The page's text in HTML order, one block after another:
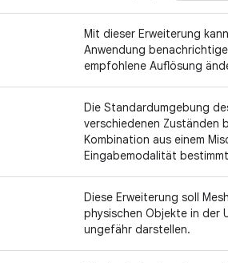
Mit dieser Erweiterung
Anwendung
empfohlene Auflösung
Die Standardumgebung
verschiedenen Zuständen
Kombination aus einem
Eingabemodalität
Diese Erweiterung soll
physischen Objekte in der
ungefähr darstellen.